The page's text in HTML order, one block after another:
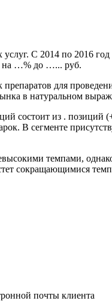
С 2014 по 2016
на …% до …... руб.
для
в натуральном
состоит из .
В сегменте
темпами,
сокращающимися
почты клиента